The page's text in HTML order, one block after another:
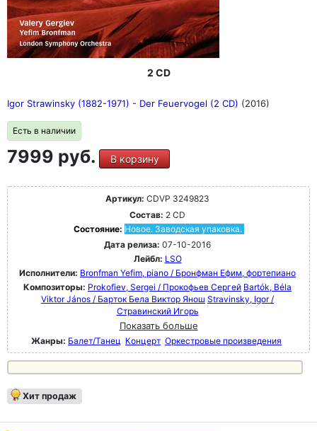
2 CD
Igor Strawinsky (1882-1971) - Der Feuervogel (2 CD) (2016)
Есть в наличии
7999 руб. В корзину
Артикул: CDVP 3249823
Состав: 2 CD
Состояние: Новое. Заводская упаковка.
Дата релиза: 07-10-2016
Лейбл: LSO
Исполнители: Bronfman Yefim, piano / Бронфман Ефим, фортепиано
Композиторы: Prokofiev, Sergei / Прокофьев Сергей Bartók, Béla
Viktor János / Барток Бела Виктор Янош Stravinsky, Igor /
Стравинский Игорь
Показать больше
Жанры: Балет/Танец Концерт Оркестровые произведения
Хит продаж